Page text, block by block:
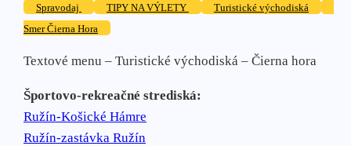
Spravodaj TIPY NA VÝLETY
Turistické východiská
Smer Čierna Hora
Textové menu – Turistické východiská – Čierna hora
Športovo-rekreačné strediská:
Ružín-Košické Hámre
Ružín-zastávka Ružín